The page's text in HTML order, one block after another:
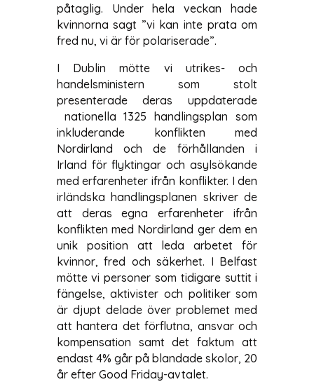
påtaglig. Under hela veckan hade
kvinnorna sagt ”vi kan inte prata om
fred nu, vi är för polariserade”.
I Dublin mötte vi utrikes- och
handelsministern som stolt
presenterade deras uppdaterade
nationella 1325 handlingsplan som
inkluderande konflikten med
Nordirland och de förhållanden i
Irland för flyktingar och asylsökande
med erfarenheter ifrån konflikter. I den
irländska handlingsplanen skriver de
att deras egna erfarenheter ifrån
konflikten med Nordirland ger dem en
unik position att leda arbetet för
kvinnor, fred och säkerhet. I Belfast
mötte vi personer som tidigare suttit i
fängelse, aktivister och politiker som
är djupt delade över problemet med
att hantera det förflutna, ansvar och
kompensation samt det faktum att
endast 4% går på blandade skolor, 20
år efter Good Friday-avtalet.